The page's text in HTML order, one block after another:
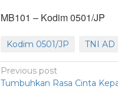
MB101 – Kodim 0501/JP
Kodim 0501/JP TNI AD
Previous post
Tumbuhkan Rasa Cinta